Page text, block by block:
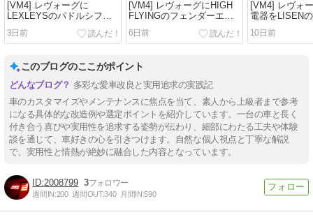
[VM4] レヴォーグに
LEXLEYSのパドルシフト
カバーを取り付けてみた！
3日前
[VM4] レヴォーグにHIGH
FLYINGのフェンダーエア
アウトレットダクトを取り
付けてみた！
6日前
[VM4] レヴォ
電器をLISEN
替えてみた！
10日前
このブログのここがポイント
多彩な愛車改良と実用追求の実践記
車のカスタマイズやメンテナンスに焦点を当て、素人から上級者まで参考
になる具体的な改造例や選定ポイントを紹介しています。一台の車と長く
付き合う喜びや実用性を追求する姿勢が伝わり、細部にわたる工夫や体験
談を通じて、車好きの心を引きつけます。自然な個人視点と丁寧な解説
で、実用性と情熱が絶妙に融合した内容となっています。
2008799 3
週間IN:200 週間OUT:340 月間IN:590